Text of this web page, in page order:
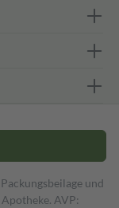
und
AVP: